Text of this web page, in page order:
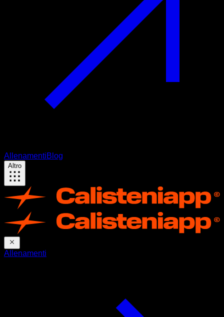
AllenamentiBlog
Altro
Allenamenti